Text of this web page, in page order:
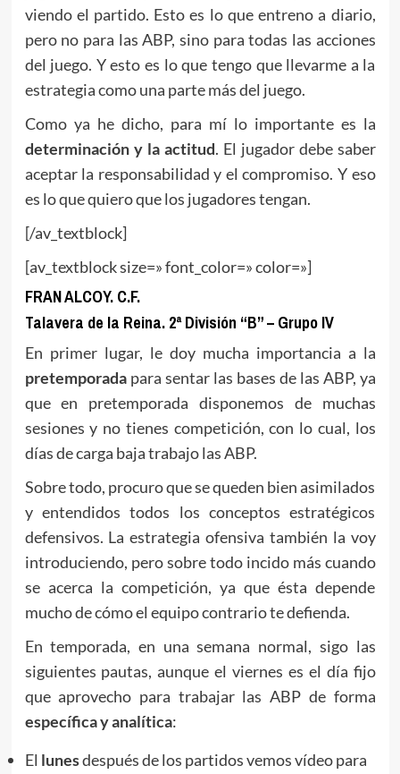
viendo el partido. Esto es lo que entreno a diario,
pero no para las ABP, sino para todas las acciones
del juego. Y esto es lo que tengo que llevarme a la
estrategia como una parte más del juego.
Como ya he dicho, para mí lo importante es la
determinación y la actitud. El jugador debe saber
aceptar la responsabilidad y el compromiso. Y eso
es lo que quiero que los jugadores tengan.
[/av_textblock]
[av_textblock size=» font_color=» color=»]
FRAN ALCOY. C.F.
Talavera de la Reina. 2ª División “B” – Grupo IV
En primer lugar, le doy mucha importancia a la
pretemporadapara sentar las bases de las ABP, ya
que en pretemporada disponemos de muchas
sesiones y no tienes competición, con lo cual, los
días de carga baja trabajo las ABP.
Sobre todo, procuro que se queden bien asimilados
y entendidos todos los conceptos estratégicos
defensivos. La estrategia ofensiva también la voy
introduciendo, pero sobre todo incido más cuando
se acerca la competición, ya que ésta depende
mucho de cómo el equipo contrario te defienda.
En temporada, en una semana normal, sigo las
siguientes pautas, aunque el viernes es el día fijo
que aprovecho para trabajar las ABP de forma
específica y analítica:
El lunesdespués de los partidos vemos vídeo para